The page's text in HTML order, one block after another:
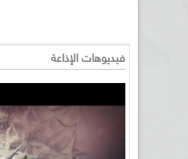
فيديوهات الإذاعة